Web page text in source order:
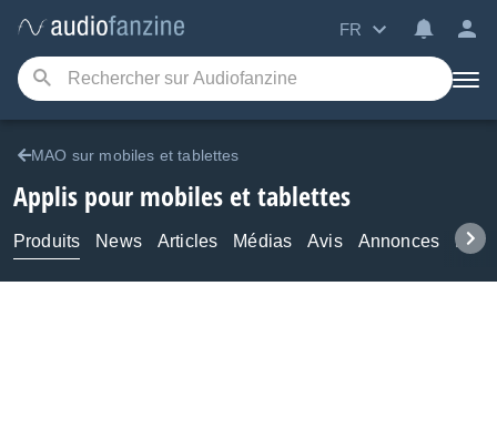
FR
MAO sur mobiles et tablettes
Applis pour mobiles et tablettes
Produits News Articles Médias Avis Annonces